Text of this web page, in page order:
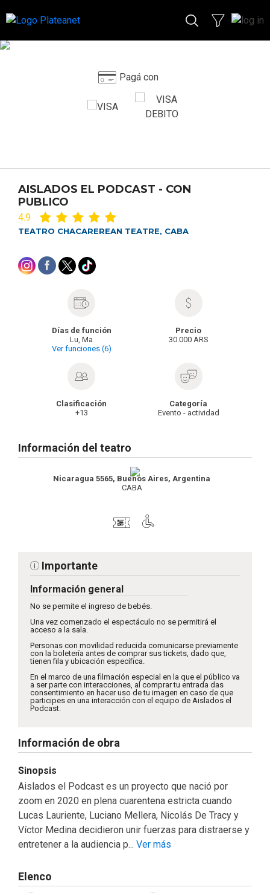
Pagá con
AISLADOS EL PODCAST - CON
PUBLICO
4.9
TEATRO CHACAREREAN TEATRE, CABA
Clasificación
+13
Días de función
Lu, Ma
Ver funciones (6)
Precio
30.000 ARS
Categoría
Evento - actividad
Información del teatro
Nicaragua 5565, Buenos Aires, Argentina
CABA
Importante
Información general
No se permite el ingreso de bebés.
Una vez comenzado el espectáculo no se permitirá el
acceso a la sala.
Personas con movilidad reducida comunicarse previamente
con la boletería antes de comprar sus tickets, dado que,
tienen fila y ubicación específica.
En el marco de una filmación especial en la que el público va
a ser parte con interacciones, al comprar tu entrada das
consentimiento en hacer uso de tu imagen en caso de que
participes en una interacción con el equipo de Aislados el
Podcast.
Información de obra
Sinopsis
Aislados el Podcast es un proyecto que nació por
zoom en 2020 en plena cuarentena estricta cuando
Lucas Lauriente, Luciano Mellera, Nicolás De Tracy y
Víctor Medina decidieron unir fuerzas para distraerse y
entretener a la audiencia p... Ver más
Elenco